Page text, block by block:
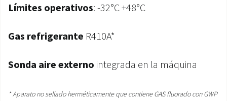
Límites operativos: -32°C +48°C
Gas refrigerante R410A*
Sonda aire externo integrada en la máquina
* Aparato no sellado herméticamente que contiene GAS fluorado con GWP